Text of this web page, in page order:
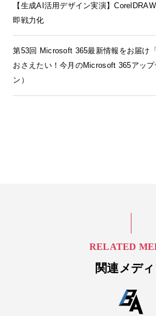
【生成AI活用デザイン実演】
即戦力化
第53回 Microsoft 365最新情報をお届け
おさえたい！今月のMicrosoft 365アッ
ン）
RELATED
関連メデ